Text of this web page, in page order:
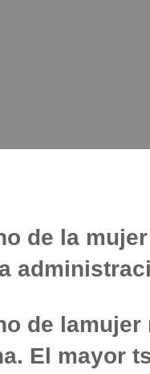
de la
de lamujer
El mayor